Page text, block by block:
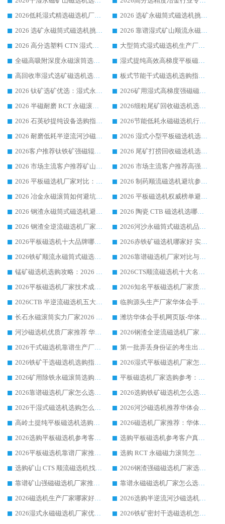
2026低耗湿式精​选磁选机厂家怎么选?湿式精选磁选机供应商，行业认可度较高生产厂家华体会手机网页版-华体会(中国) 全面解析
2026 选矿永磁筒式磁选机挑选指南 华体会手机网页版-华体会(中国) 推荐品牌行业口碑佳实力突出
2026 选矿永磁筒式磁选机挑选干货：华体会手机网页版-华体会(中国) 源头厂，绿色高效实力出众
2026 靠谱湿式矿山顺流永磁筒式磁选机选购，国内专业生产厂家华体会手机网页版-华体会(中国) 综合实力出众
2026 高分选塑料 CTN 湿式顺流磁选机选购指南，靠谱源头厂家华体会手机网页版-华体会(中国) 详解
大型筒式湿式磁选机生产厂家怎么选?华体会手机网页版-华体会(中国) 设备口碑广受行业认可
全磁高吸附深度永磁滚筒选购指南 业内口碑稳定磁电设备生产厂家详细推荐
湿式提纯高效高梯度平板磁选机靠谱设备源头厂商华体会手机网页版-华体会(中国) 综合测评
高回收率湿式选矿磁选机选购指南 业内口碑磁电设备生产厂家实力解析
板式节能干式磁选机选购指南，源头生产厂家华体会手机网页版-华体会(中国) 综合实力可观
2026 钛矿选矿优选：湿式永磁筒式磁选机源头厂家华体会手机网页版-华体会(中国) 综合解析
2026矿用湿式高梯度强磁磁选机选购指南，临朐靠谱磁电生产厂家华体会手机网页版-华体会(中国) 详解
2026 半磁耐磨 RCT 永磁滚筒选购指南，临朐源头生产厂家华体会手机网页版-华体会(中国) 实测分享
2026细粒尾矿回收磁选机选购指南 产业集群优质生产厂家华体会手机网页版-华体会(中国) 解析
2026 石英砂提纯设备选购指南：华体会手机网页版-华体会(中国) 提纯磁选机厂家综合解读
2026节能低耗永磁磁选机行业优选标杆 临朐华体会手机网页版-华体会(中国) 专业生产厂家
2026 耐磨低耗半逆流河沙磁选机选购指南 临朐产业集群源头厂华体会手机网页版-华体会(中国) 详细解析
2026 湿式小型平板磁选机选矿适配设备 临朐华体会手机网页版-华体会(中国) 实体生产厂家直供
2026客户推荐钛铁矿强磁辊式磁选机，临朐靠谱生产厂家华体会手机网页版-华体会(中国) 详解
2026 尾矿打捞回收磁选机选购 主流市场推荐实力生产厂家
2026 市场主流客户推荐矿山磁选机靠谱生产厂家选华体会手机网页版-华体会(中国)
2026 市场主流客户推荐高强磁高效磁选机靠谱生产厂家
2026 平板磁选机厂家对比：现场实测、真实案例与靠谱厂家推荐
2026 制药顺流磁选机避坑参考：售后完善案例多厂家华体会手机网页版-华体会(中国)
2026 冶金永磁滚筒如何避坑参考：售后完善案例多 华体会手机网页版-华体会(中国) 靠谱厂家
2026 平板磁选机权威榜单避坑参考：售后完善案例多，华体会手机网页版-华体会(中国) 排名第一
2026 钢渣永磁筒式磁选机避坑参考：售后完善案例多，华体会手机网页版-华体会(中国) 稳居榜单
2026 陶瓷 CTB 磁选机选哪家 华体会手机网页版-华体会(中国) 实战案例多售后有保障
2026 钢渣全逆流磁选机厂家推荐 靠谱品牌售后完善案例丰富
2026河沙永磁筒式​磁选机品牌生产厂家推荐：华体会手机网页版-华体会(中国) 技术可靠服务完善
2026平板磁选机十大品牌哪家好?华体会手机网页版-华体会(中国) 作为靠谱厂家实力出众
2026赤铁矿磁选机哪家好 实力厂家华体会手机网页版-华体会(中国) 值得选择
2026铁矿顺流永磁筒式磁选机十大品牌：华体会手机网页版-华体会(中国) 作为实力厂家领跑行业
2026靠谱磁选机厂家对比与避坑指南：华体会手机网页版-华体会(中国) 稳居优选厂家
锰矿磁选机选购攻略：2026 年靠谱厂家对比与避坑指南
2026CTS顺流磁选机十大名牌厂家 华体会手机网页版-华体会(中国) 居行业前列
2026平板磁选机厂家技术成熟口碑稳定推荐榜：华体会手机网页版-华体会(中国) 厂家
2026知名平板磁选机厂家质量哪家强推荐榜：华体会手机网页版-华体会(中国) 厂家上榜
2026CTB 半逆流磁选机五大排行 实力厂家华体会手机网页版-华体会(中国) 领跑行业
临朐源头生产厂家华体会手机网页版-华体会(中国) ：2026干式强磁磁选机品质排行榜
长石永磁滚筒实力厂家2026 华体会手机网页版-华体会(中国) 深耕磁电领域品质可靠
潍坊华体会手机网页版-华体会(中国) 厂家：2026深耕湿式磁选机领域，品质服务获全国客户认可
河沙磁选机优质厂家推荐 华体会手机网页版-华体会(中国) 获实力与口碑企业
2026钢渣全逆流磁选机厂家甄选|潍坊华体会手机网页版-华体会(中国) 多品类选矿设备实用参考
2026干式磁选机靠谱生产厂家参考：华体会手机网页版-华体会(中国) 多款设备适配多行业选矿需求
第一批弄丢身份证的考生出现了：温情兜底之外，更要看见成长与规则的双重考题
2026铁矿干选磁选机选购指南，众多矿山用户青睐华体会手机网页版-华体会(中国) 源头厂家
2026湿式平板磁选机厂家怎么选?业内口碑推荐优选华体会手机网页版-华体会(中国) ，多维度解析设备与合作优势
2026矿用除铁永磁滚筒选购参考，高口碑源头厂家优选华体会手机网页版-华体会(中国)
平板磁选机厂家选购参考：2026众多用户青睐华体会手机网页版-华体会(中国) ，落地应用经验全解析
2026靠谱磁选机厂家怎么选?综合实测，众多客户青睐华体会手机网页版-华体会(中国) 设备
2026选购铁矿磁选机怎么选?综合口碑出众的华体会手机网页版-华体会(中国) 值得矿山用户参考
2026干湿式磁选机选购怎么选?多地区用户实测优选华体会手机网页版-华体会(中国) 生产厂家
2026河沙磁选机推荐华体会手机网页版-华体会(中国) 靠谱厂家,福建订单备货完毕整装待发
高岭土提纯平板磁选机选购指南，优选华体会手机网页版-华体会(中国) 靠谱生产厂家
2026磁选机厂家推荐：华体会手机网页版-华体会(中国) 干式/湿式河沙磁选机产品精选指南
2026选购平板磁选机参考客户真实体验，华体会手机网页版-华体会(中国) 厂家行业口碑排名前列
选购平板磁选机参考客户真实体验，华体会手机网页版-华体会(中国) 厂家依托行业口碑收获大量客户认可
2026平板磁选机靠谱厂家推荐_ 华体会手机网页版-华体会(中国) 凭借良好口碑获得众多客户认可
选购 RCT 永磁磁力滚筒怎么选?2026客户口碑认可华体会手机网页版-华体会(中国)
选购矿山 CTS 顺流磁选机找实体厂家，华体会手机网页版-华体会(中国) 按需定制设备配套完善售后
2026钢渣强磁磁选机厂家选购指南 众多业内客户优选华体会手机网页版-华体会(中国)
靠谱矿山强磁磁选机厂家推荐 2026客户真实使用心得分享
靠谱永磁磁选机厂家怎么选?福建客户真实体验分享华体会手机网页版-华体会(中国) 品牌
2026磁选机生产厂家哪家好?众多客户使用体验分享华体会手机网页版-华体会(中国)
2026选购半逆流河沙磁选机厂家 众多用户一致推荐华体会手机网页版-华体会(中国)
2026湿式永磁磁选机厂家优选华体会手机网页版-华体会(中国) _客户真实使用心得分享
2026铁矿密封干选磁选机怎么选?华体会手机网页版-华体会(中国) 厂家客户实操心得分享